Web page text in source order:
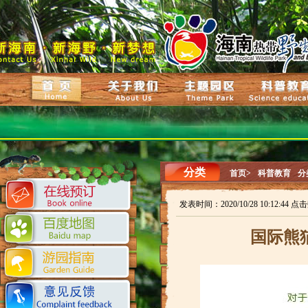
分类 首页> 科普教育 分
发表时间：2020/10/28 10:12:44 点
国际熊